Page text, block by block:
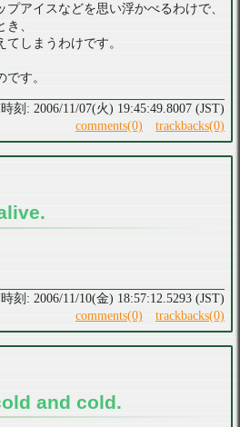
アイスなどを思い浮かべるわけで、
き、
しまうわけです。
す。
2006/11/07(火) 19:45:49.8007 (JST)
comments(0)
trackbacks(0)
2006/11/10(金) 18:57:12.5293 (JST)
comments(0)
trackbacks(0)
and cold.